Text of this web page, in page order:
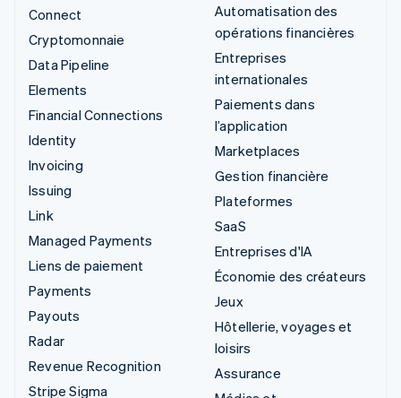
Connect
Cryptomonnaie
Data Pipeline
Elements
Financial Connections
Identity
Invoicing
Issuing
Link
Managed Payments
Liens de paiement
Payments
Payouts
Radar
Revenue Recognition
Stripe Sigma
Automatisation des
opérations financières
Entreprises
internationales
Paiements dans
l’application
Marketplaces
Gestion financière
Plateformes
SaaS
Entreprises d'IA
Économie des créateurs
Jeux
Hôtellerie, voyages et
loisirs
Assurance